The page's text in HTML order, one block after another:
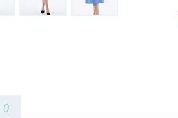
0